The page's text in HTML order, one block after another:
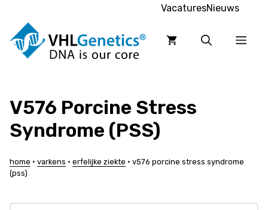
inhoud
VacaturesNieuws
V576 Porcine Stress
Syndrome (PSS)
home • varkens • erfelijke ziekte • v576 porcine stress syndrome
(pss)